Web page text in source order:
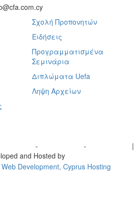
Σχολή Προπονητών
Ειδήσεις
Προγραμματισμένα
Σεμινάρια
Διπλώματα Uefa
Ληψη Αρχείων
- -
|
and Hosted by